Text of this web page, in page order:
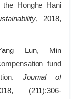
the Honghe Hani
, 2018,
Lun, Min
fund
. Journal of
(211):306-